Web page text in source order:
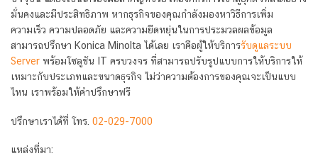
มั่นคงและมีประสิทธิภาพ หากธุรกิจของคุณกำลังมองหาวิธีการเพิ่ม
ความเร็ว ความปลอดภัย และความยืดหยุ่นในการประมวลผลข้อมูล
สามารถปรึกษา Konica Minolta ได้เลย เราคือผู้ให้บริการรับดูแลระบบ
Server พร้อมโซลูชัน IT ครบวงจร ที่สามารถปรับรูปแบบการให้บริการให้
เหมาะกับประเภทและขนาดธุรกิจ ไม่ว่าความต้องการของคุณจะเป็นแบบ
ไหน เราพร้อมให้คำปรึกษาฟรี
ปรึกษาเราได้ที่ โทร. 02-029-7000
แหล่งที่มา: